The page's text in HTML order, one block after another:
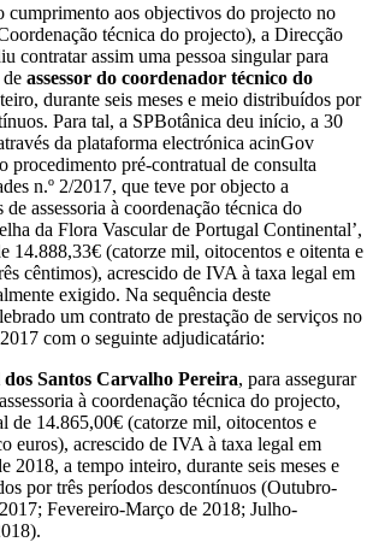
cumprimento aos objectivos do projecto no
técnica do projecto), a Direcção
contratar assim uma pessoa singular para
de assessor do coordenador técnico do
durante seis meses e meio distribuídos por
Para tal, a SPBotânica deu início, a 30
da plataforma electrónica acinGov
procedimento pré-contratual de consulta
n.º 2/2017, que teve por objecto a
assessoria à coordenação técnica do
da Flora Vascular de Portugal Continental’,
14.888,33€ (catorze mil, oitocentos e oitenta e
cêntimos), acrescido de IVA à taxa legal em
exigido. Na sequência deste
um contrato de prestação de serviços no
com o seguinte adjudicatário:
Santos Carvalho Pereira, para assegurar
à coordenação técnica do projecto,
de 14.865,00€ (catorze mil, oitocentos e
euros), acrescido de IVA à taxa legal em
2018, a tempo inteiro, durante seis meses e
por três períodos descontínuos (Outubro-
Fevereiro-Março de 2018; Julho-